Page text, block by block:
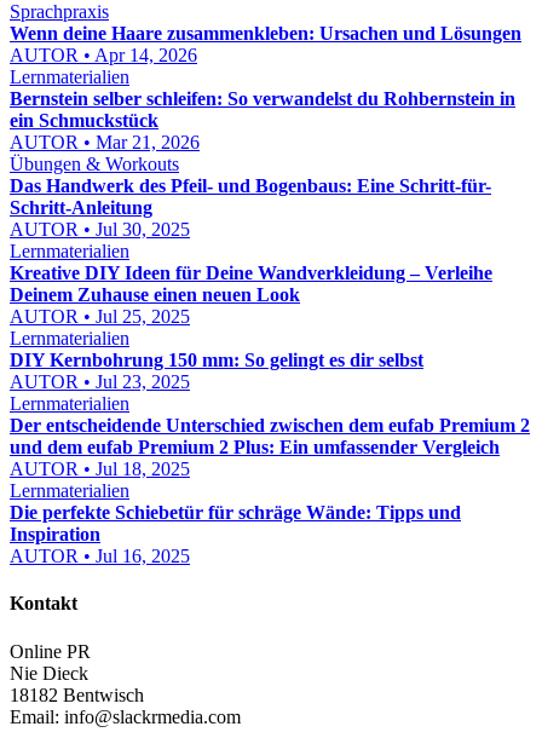
Sprachpraxis
Wenn deine Haare zusammenkleben: Ursachen und Lösungen
AUTOR • Apr 14, 2026
Lernmaterialien
Bernstein selber schleifen: So verwandelst du Rohbernstein in
ein Schmuckstück
AUTOR • Mar 21, 2026
Übungen & Workouts
Das Handwerk des Pfeil- und Bogenbaus: Eine Schritt-für-
Schritt-Anleitung
AUTOR • Jul 30, 2025
Lernmaterialien
Kreative DIY Ideen für Deine Wandverkleidung – Verleihe
Deinem Zuhause einen neuen Look
AUTOR • Jul 25, 2025
Lernmaterialien
DIY Kernbohrung 150 mm: So gelingt es dir selbst
AUTOR • Jul 23, 2025
Lernmaterialien
Der entscheidende Unterschied zwischen dem eufab Premium 2
und dem eufab Premium 2 Plus: Ein umfassender Vergleich
AUTOR • Jul 18, 2025
Lernmaterialien
Die perfekte Schiebetür für schräge Wände: Tipps und
Inspiration
AUTOR • Jul 16, 2025
Kontakt
Online PR
Nie Dieck
18182 Bentwisch
Email: info@slackrmedia.com